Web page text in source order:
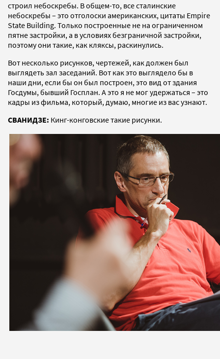
строил небоскребы. В общем-то, все сталинские
небоскребы – это отголоски американских, цитаты Empire
State Building. Только построенные не на ограниченном
пятне застройки, а в условиях безграничной застройки,
поэтому они такие, как кляксы, раскинулись.
Вот несколько рисунков, чертежей, как должен был
выглядеть зал заседаний. Вот как это выглядело бы в
наши дни, если бы он был построен, это вид от здания
Госдумы, бывший Госплан. А это я не мог удержаться – это
кадры из фильма, который, думаю, многие из вас узнают.
СВАНИДЗЕ: Кинг-конговские такие рисунки.